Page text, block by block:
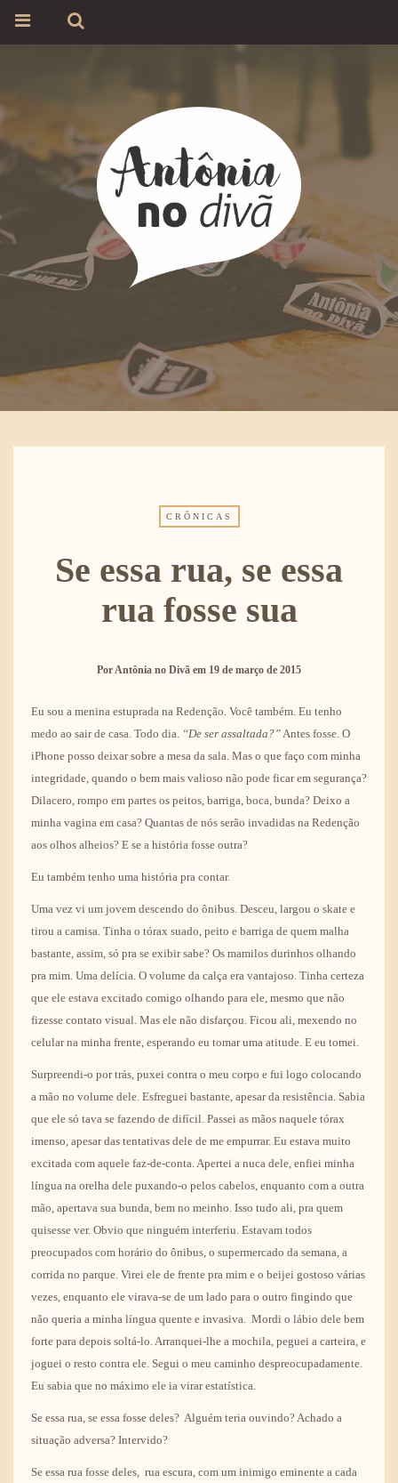
CRÔNICAS
Se essa rua, se essa
rua fosse sua
PorAntônia no Divã em 19 de março de 2015
Eu sou a menina estuprada na Redenção. Você também. Eu tenho
medo ao sair de casa. Todo dia. “De ser assaltada?”Antes fosse. O
iPhone posso deixar sobre a mesa da sala. Mas o que faço com minha
integridade, quando o bem mais valioso não pode ficar em segurança?
Dilacero, rompo em partes os peitos, barriga, boca, bunda? Deixo a
minha vagina em casa? Quantas de nós serão invadidas na Redenção
aos olhos alheios? E se a história fosse outra?
Eu também tenho uma história pra contar.
Uma vez vi um jovem descendo do ônibus. Desceu, largou o skate e
tirou a camisa. Tinha o tórax suado, peito e barriga de quem malha
bastante, assim, só pra se exibir sabe? Os mamilos durinhos olhando
pra mim. Uma delícia. O volume da calça era vantajoso. Tinha certeza
que ele estava excitado comigo olhando para ele, mesmo que não
fizesse contato visual. Mas ele não disfarçou. Ficou ali, mexendo no
celular na minha frente, esperando eu tomar uma atitude. E eu tomei.
Surpreendi-o por trás, puxei contra o meu corpo e fui logo colocando
a mão no volume dele. Esfreguei bastante, apesar da resistência. Sabia
que ele só tava se fazendo de difícil. Passei as mãos naquele tórax
imenso, apesar das tentativas dele de me empurrar. Eu estava muito
excitada com aquele faz-de-conta. Apertei a nuca dele, enfiei minha
língua na orelha dele puxando-o pelos cabelos, enquanto com a outra
mão, apertava sua bunda, bem no meinho. Isso tudo ali, pra quem
quisesse ver. Obvio que ninguém interferiu. Estavam todos
preocupados com horário do ônibus, o supermercado da semana, a
corrida no parque. Virei ele de frente pra mim e o beijei gostoso várias
vezes, enquanto ele virava-se de um lado para o outro fingindo que
não queria a minha língua quente e invasiva. Mordi o lábio dele bem
forte para depois soltá-lo. Arranquei-lhe a mochila, peguei a carteira, e
joguei o resto contra ele. Segui o meu caminho despreocupadamente.
Eu sabia que no máximo ele ia virar estatística.
Se essa rua, se essa fosse deles? Alguém teria ouvindo? Achado a
situação adversa? Intervido?
Se essa rua fosse deles, rua escura, com um inimigo eminente a cada